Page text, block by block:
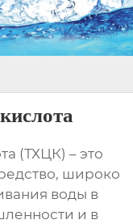
(ТХЦК) – это
широко
воды в
и в